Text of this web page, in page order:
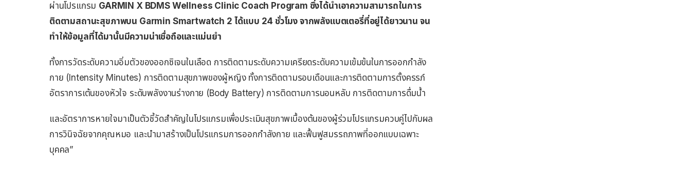
ผ่านโปรแกรม GARMIN X BDMS Wellness Clinic Coach Program ซึ่งได้นำเอาความสามารถในการ
ติดตามสถานะสุขภาพบน Garmin Smartwatch 2 ได้แบบ 24 ชั่วโมง จากพลังแบตเตอรี่ที่อยู่ได้ยาวนาน จน
ทำให้ข้อมูลที่ได้มานั้นมีความน่าเชื่อถือและแม่นยำ
ทั้งการวัดระดับความอิ่มตัวของออกซิเจนในเลือด การติดตามระดับความเครียดระดับความเข้มข้นในการออกกำลัง
กาย (Intensity Minutes) การติดตามสุขภาพของผู้หญิง ทั้งการติดตามรอบเดือนและการติดตามการตั้งครรภ์
อัตราการเต้นของหัวใจ ระดับพลังงานร่างกาย (Body Battery) การติดตามการนอนหลับ การติดตามการดื่มน้ำ
และอัตราการหายใจมาเป็นตัวชี้วัดสำคัญในโปรแกรมเพื่อประเมินสุขภาพเบื้องต้นของผู้ร่วมโปรแกรมควบคู่ไปกับผล
การวินิจฉัยจากคุณหมอ และนำมาสร้างเป็นโปรแกรมการออกกำลังกาย และฟื้นฟูสมรรถภาพที่ออกแบบเฉพาะ
บุคคล”